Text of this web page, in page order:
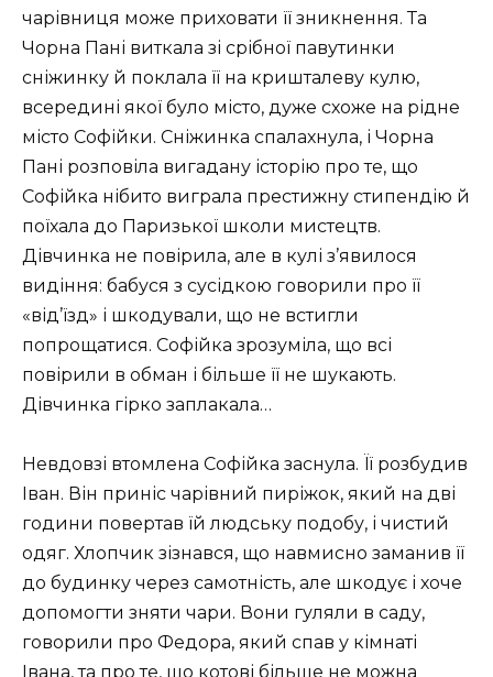
чарівниця може приховати її зникнення. Та
Чорна Пані виткала зі срібної павутинки
сніжинку й поклала її на кришталеву кулю,
всередині якої було місто, дуже схоже на рідне
місто Софійки. Сніжинка спалахнула, і Чорна
Пані розповіла вигадану історію про те, що
Софійка нібито виграла престижну стипендію й
поїхала до Паризької школи мистецтв.
Дівчинка не повірила, але в кулі з’явилося
видіння: бабуся з сусідкою говорили про її
«від’їзд» і шкодували, що не встигли
попрощатися. Софійка зрозуміла, що всі
повірили в обман і більше її не шукають.
Дівчинка гірко заплакала…
Невдовзі втомлена Софійка заснула. Її розбудив
Іван. Він приніс чарівний пиріжок, який на дві
години повертав їй людську подобу, і чистий
одяг. Хлопчик зізнався, що навмисно заманив її
до будинку через самотність, але шкодує і хоче
допомогти зняти чари. Вони гуляли в саду,
говорили про Федора, який спав у кімнаті
Івана, та про те, що котові більше не можна